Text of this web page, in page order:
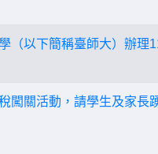
（以下簡稱臺師大）辦理
闖關活動，請學生及家長